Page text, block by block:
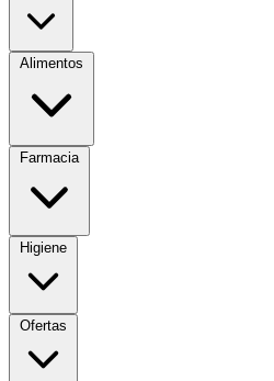
Alimentos
Farmacia
Higiene
Ofertas